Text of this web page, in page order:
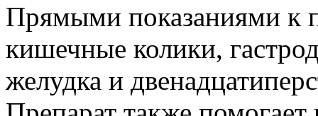
Прямыми показаниями к
кишечные колики,
желудка и